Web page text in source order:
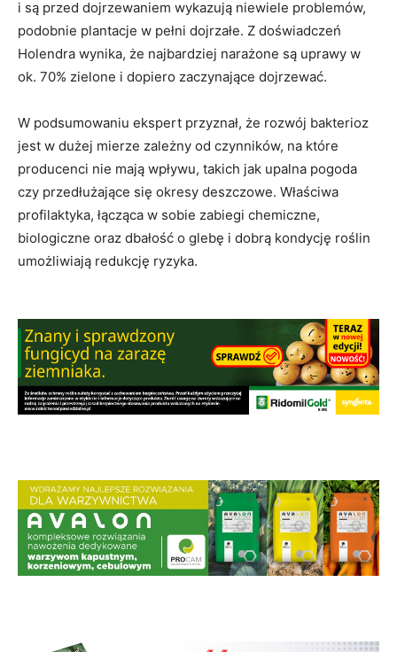
i są przed dojrzewaniem wykazują niewiele problemów,
podobnie plantacje w pełni dojrzałe. Z doświadczeń
Holendra wynika, że najbardziej narażone są uprawy w
ok. 70% zielone i dopiero zaczynające dojrzewać.
W podsumowaniu ekspert przyznał, że rozwój bakterioz
jest w dużej mierze zależny od czynników, na które
producenci nie mają wpływu, takich jak upalna pogoda
czy przedłużające się okresy deszczowe. Właściwa
profilaktyka, łącząca w sobie zabiegi chemiczne,
biologiczne oraz dbałość o glebę i dobrą kondycję roślin
umożliwiają redukcję ryzyka.